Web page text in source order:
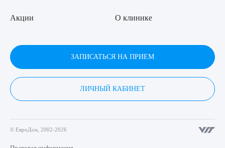
Акции О клинике
ЗАПИСАТЬСЯ НА ПРИЕМ
ЛИЧНЫЙ КАБИНЕТ
© ЕвроДон, 2002-2026